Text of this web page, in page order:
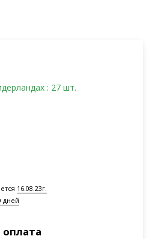
: 27 шт.
16.08.23г.
дней
оплата